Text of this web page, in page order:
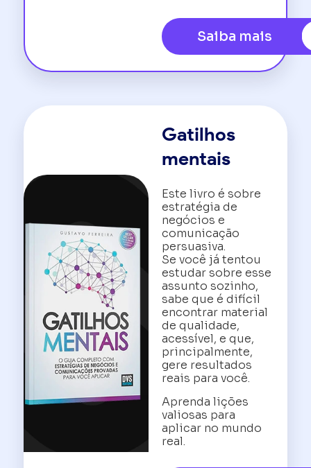
Saiba mais
Gatilhos
mentais
Este livro é sobre
estratégia de
negócios e
comunicação
persuasiva.
Se você já tentou
estudar sobre esse
assunto sozinho,
sabe que é difícil
encontrar material
de qualidade,
acessível, e que,
principalmente,
gere resultados
reais para você.
Aprenda lições
valiosas para
aplicar no mundo
real.